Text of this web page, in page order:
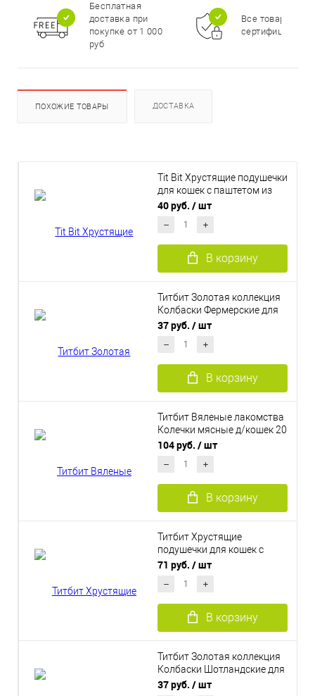
Бесплатная
доставка при
покупке от 1 000
руб
Все товары
ПОХОЖИЕ ТОВАРЫ ДОСТАВКА
Tit Bit Хрустящие подушечки
для кошек с паштетом из
индейки, 30 г
40 руб. / шт
В корзину
Титбит Золотая коллекция
Колбаски Фермерские для
кошек
37 руб. / шт
В корзину
Титбит Вяленые лакомства
Колечки мясные д/кошек 20
гр
104 руб. / шт
В корзину
Титбит Хрустящие
подушечки для кошек с
паштетом из лосося 60 г
71 руб. / шт
В корзину
Титбит Золотая коллекция
Колбаски Шотландские для
кошек
37 руб. / шт